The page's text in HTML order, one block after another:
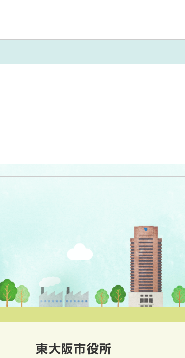
東大阪市役所